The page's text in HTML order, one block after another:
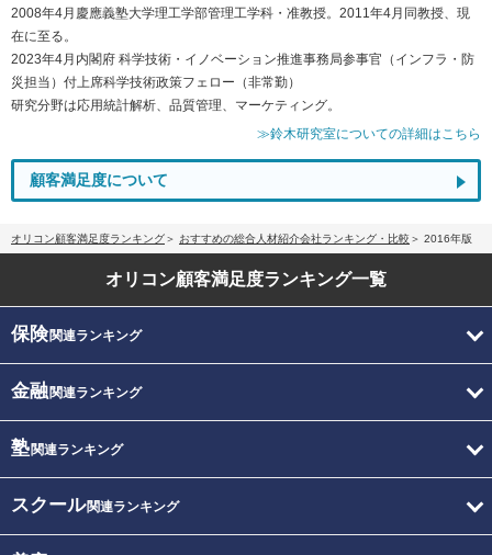
2008年4月慶應義塾大学理工学部管理工学科・准教授。2011年4月同教授、現
在に至る。
2023年4月内閣府 科学技術・イノベーション推進事務局参事官（インフラ・防
災担当）付上席科学技術政策フェロー（非常勤）
研究分野は応用統計解析、品質管理、マーケティング。
≫鈴木研究室についての詳細はこちら
顧客満足度について
オリコン顧客満足度ランキング おすすめの総合人材紹介会社ランキング・比較 2016年版
オリコン顧客満足度ランキング一覧
保険関連ランキング
金融関連ランキング
塾関連ランキング
スクール関連ランキング